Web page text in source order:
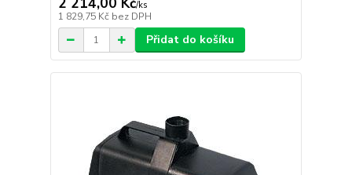
/ks
1 829,75 Kč bez DPH
Přidat do košíku